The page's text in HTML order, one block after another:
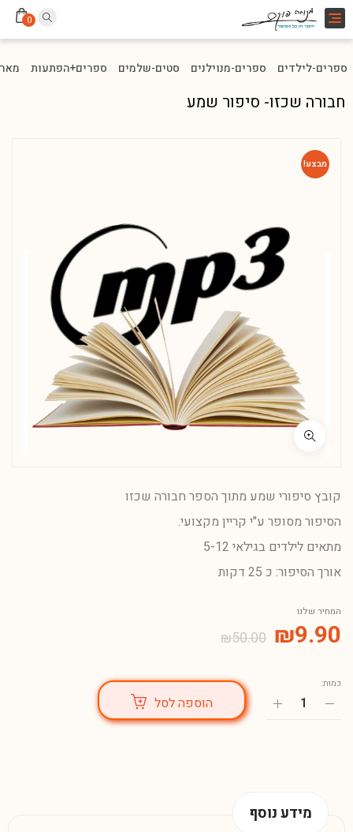
Toggle
navigation
0
ספרים-לילדים ספרים-מנוילנים סטים-שלמים ספרים+הפתעות
חבורה שכזו- סיפור שמע
מבצע!
קובץ סיפורי שמע מתוך הספר חבורה שכזו
הסיפור מסופר ע"י קריין מקצועי.
מתאים לילדים בגילאי 5-12
אורך הסיפור: כ 25 דקות
המחיר שלנו
₪50.00 ₪9.90
כמות:
הוספה לסל
מידע נוסף